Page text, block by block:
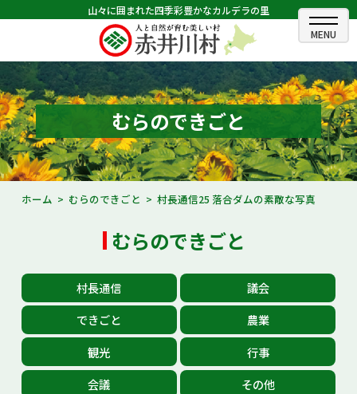
山々に囲まれた四季彩豊かなカルデラの里
ホーム
むらのできごと
むらのプロフィール
くらしの情報
観光・イベント情報
あかいがわ広報
お問い合せ
むらのできごと
ホーム むらのできごと 村長通信25 落合ダムの素敵な写真
むらのできごと
村長通信
議会
できごと
農業
観光
行事
会議
その他